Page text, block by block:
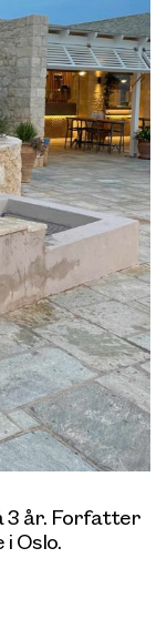
3 år. Forfatter
Oslo.